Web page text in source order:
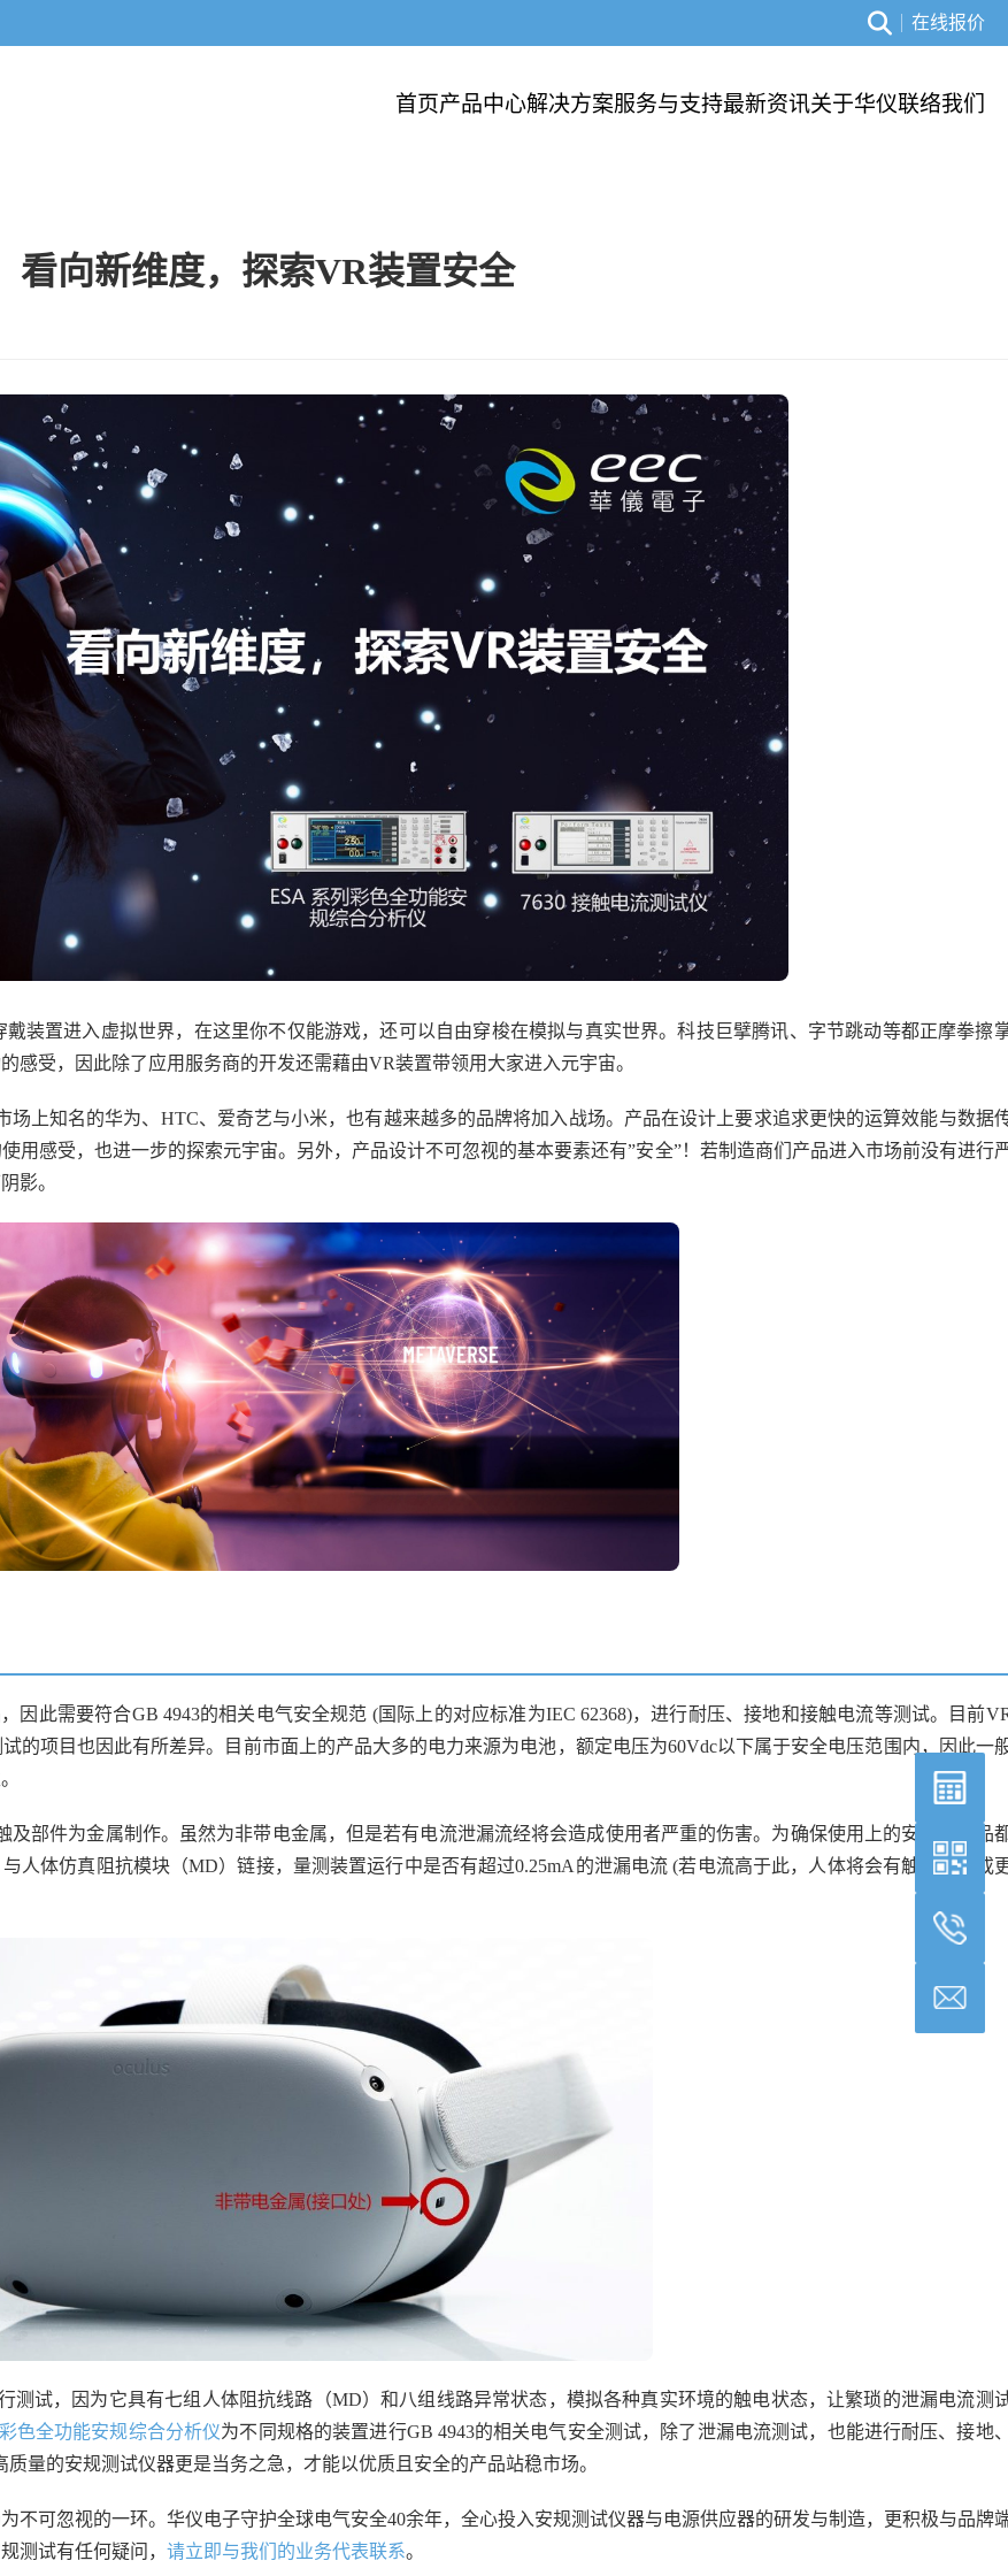
在线报价
首页产品中心解决方案服务与支持最新资讯关于华仪联络我们
看向新维度，探索VR装置安全
装置进入虚拟世界，在这里你不仅能游戏，还可以自由穿梭在模拟与真实世界。科技巨擘腾讯、字节跳动等都正摩拳擦
受，因此除了应用服务商的开发还需藉由VR装置带领用大家进入元宇宙。
上知名的华为、HTC、爱奇艺与小米，也有越来越多的品牌将加入战场。产品在设计上要求追求更快的运算效能与数据
用感受，也进一步的探索元宇宙。另外，产品设计不可忽视的基本要素还有”安全”！若制造商们产品进入市场前没有进行
影。
此需要符合GB 4943的相关电气安全规范 (国际上的对应标准为IEC 62368)，进行耐压、接地和接触电流等测试。目前
的项目也因此有所差异。目前市面上的产品大多的电力来源为电池，额定电压为60Vdc以下属于安全电压范围内，因此一
部件为金属制作。虽然为非带电金属，但是若有电流泄漏流经将会造成使用者严重的伤害。为确保使用上的安全，产品
人体仿真阻抗模块（MD）链接，量测装置运行中是否有超过0.25mA的泄漏电流 (若电流高于此，人体将会有触电反应或
测试，因为它具有七组人体阻抗线路（MD）和八组线路异常状态，模拟各种真实环境的触电状态，让繁琐的泄漏电流测
色全功能安规综合分析仪为不同规格的装置进行GB 4943的相关电气安全测试，除了泄漏电流测试，也能进行耐压、接地
量的安规测试仪器更是当务之急，才能以优质且安全的产品站稳市场。
不可忽视的一环。华仪电子守护全球电气安全40余年，全心投入安规测试仪器与电源供应器的研发与制造，更积极与品牌
测试有任何疑问， 请立即与我们的业务代表联系。